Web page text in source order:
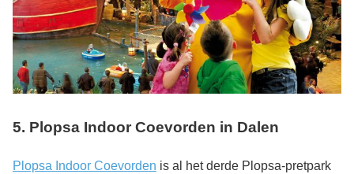
5. Plopsa Indoor Coevorden in Dalen
Plopsa Indoor Coevorden is al het derde Plopsa-pretpark